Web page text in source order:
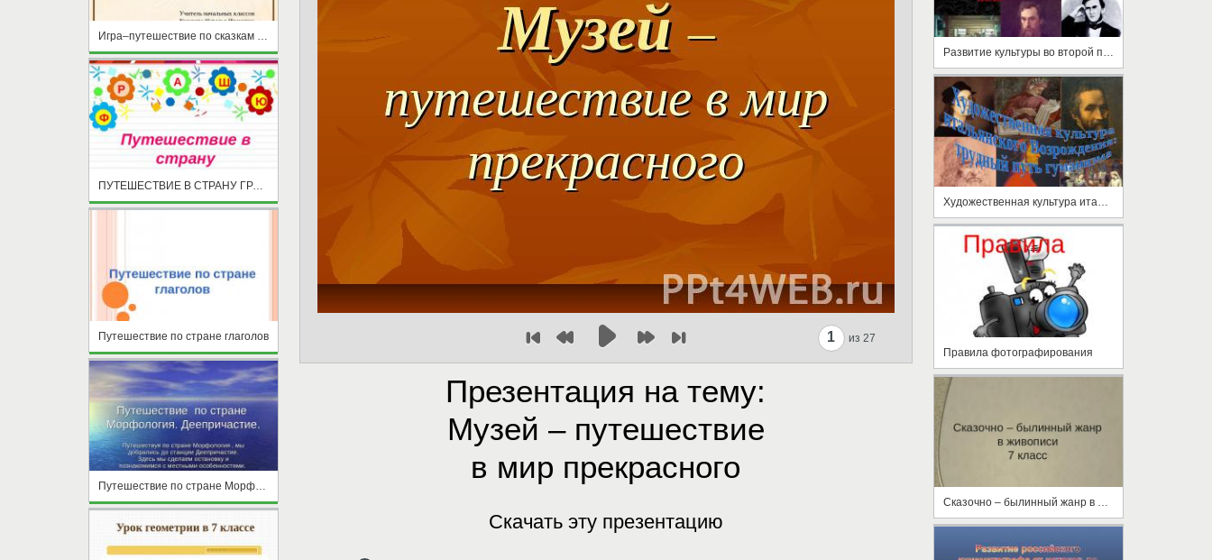
Игра–путешествие по сказкам Г. Х. Андерсена
ПУТЕШЕСТВИЕ В СТРАНУ ГРАММАТИКИ
Путешествие по стране глаголов
Путешествие по стране Морфология. Деепричастие
1 из 27
Презентация на тему:
Музей – путешествие
в мир прекрасного
Скачать эту презентацию
Развитие культуры во второй половине XIX века
Художественная культура итальянского Возрождения: трудный путь гуманизма
Правила фотографирования
Сказочно – былинный жанр в живописи